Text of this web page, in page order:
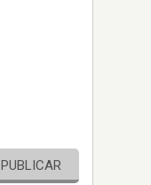
PUBLICAR